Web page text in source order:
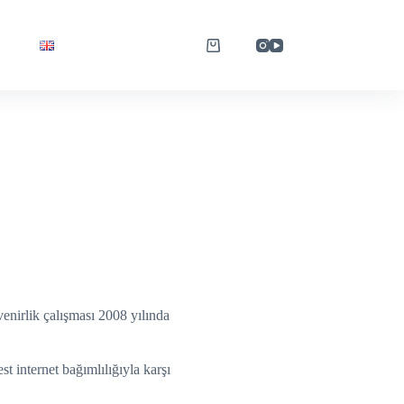
çalışması 2008 yılında
internet bağımlılığıyla karşı